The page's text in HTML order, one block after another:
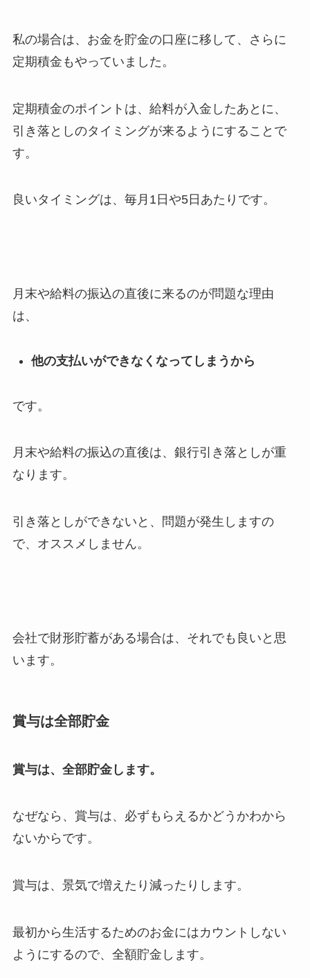
私の場合は、お金を貯金の口座に移して、さらに
定期積金もやっていました。
定期積金のポイントは、給料が入金したあとに、
引き落としのタイミングが来るようにすることで
す。
良いタイミングは、毎月1日や5日あたりです。
月末や給料の振込の直後に来るのが問題な理由
は、
他の支払いができなくなってしまうから
です。
月末や給料の振込の直後は、銀行引き落としが重
なります。
引き落としができないと、問題が発生しますの
で、オススメしません。
会社で財形貯蓄がある場合は、それでも良いと思
います。
賞与は全部貯金
賞与は、全部貯金します。
なぜなら、賞与は、必ずもらえるかどうかわから
ないからです。
賞与は、景気で増えたり減ったりします。
最初から生活するためのお金にはカウントしない
ようにするので、全額貯金します。